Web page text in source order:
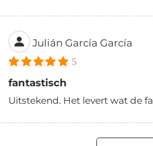
Julián García García
5
fantastisch
Uitstekend. Het levert wat de